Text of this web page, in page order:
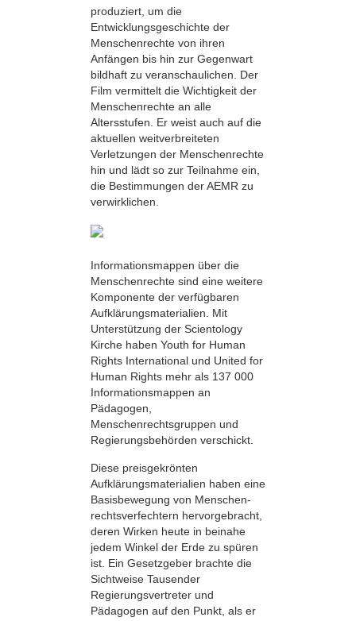
produziert, um die
Entwicklungsgeschichte der
Menschenrechte von ihren
Anfängen bis hin zur Gegenwart
bildhaft zu veranschaulichen. Der
Film vermittelt die Wichtigkeit der
Menschenrechte an alle
Altersstufen. Er weist auch auf die
aktuellen weitverbreiteten
Verletzungen der Menschenrechte
hin und lädt so zur Teilnahme ein,
die Bestimmungen der AEMR zu
verwirklichen.
Informationsmappen über die
Menschen­rechte sind eine weitere
Komponente der verfügbaren
Aufklärungsmaterialien. Mit
Unterstützung der Scientology
Kirche haben Youth for Human
Rights International und United for
Human Rights mehr als 137 000
Informationsmappen an
Pädagogen,
Menschenrechtsgruppen und
Regierungsbehörden verschickt.
Diese preisgekrönten
Aufklärungsmaterialien haben eine
Basisbewegung von Menschen­
rechtsverfechtern hervorgebracht,
deren Wirken heute in beinahe
jedem Winkel der Erde zu spüren
ist. Ein Gesetzgeber brachte die
Sichtweise Tausender
Regierungsvertreter und
Pädagogen auf den Punkt, als er